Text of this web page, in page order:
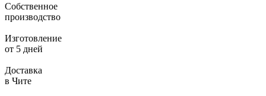
Собственное
производство
Изготовление
от 5 дней
Доставка
в Чите